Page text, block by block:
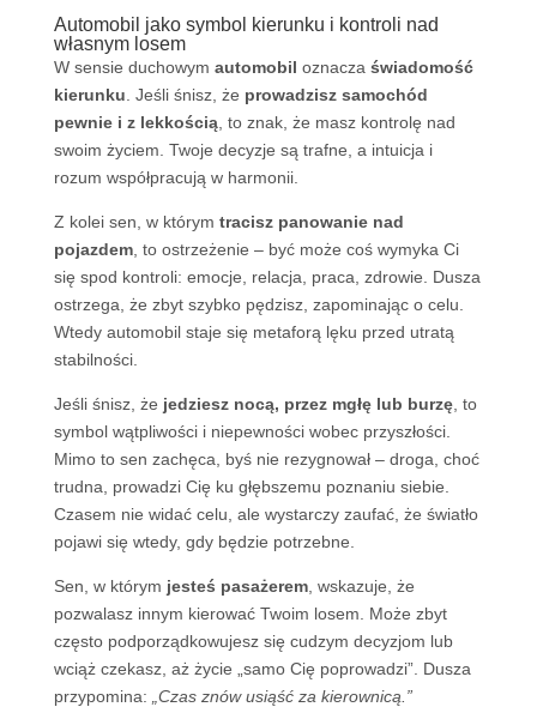
Automobil jako symbol kierunku i kontroli nad
własnym losem
W sensie duchowym automobil oznacza świadomość
kierunku . Jeśli śnisz, że prowadzisz samochód
pewnie i z lekkością, to znak, że masz kontrolę nad
swoim życiem. Twoje decyzje są trafne, a intuicja i
rozum współpracują w harmonii.
Z kolei sen, w którym tracisz panowanie nad
pojazdem, to ostrzeżenie – być może coś wymyka Ci
się spod kontroli: emocje, relacja, praca, zdrowie. Dusza
ostrzega, że zbyt szybko pędzisz, zapominając o celu.
Wtedy automobil staje się metaforą lęku przed utratą
stabilności.
Jeśli śnisz, że jedziesz nocą, przez mgłę lub burzę, to
symbol wątpliwości i niepewności wobec przyszłości.
Mimo to sen zachęca, byś nie rezygnował – droga, choć
trudna, prowadzi Cię ku głębszemu poznaniu siebie.
Czasem nie widać celu, ale wystarczy zaufać, że światło
pojawi się wtedy, gdy będzie potrzebne.
Sen, w którym jesteś pasażerem, wskazuje, że
pozwalasz innym kierować Twoim losem. Może zbyt
często podporządkowujesz się cudzym decyzjom lub
wciąż czekasz, aż życie „samo Cię poprowadzi”. Dusza
przypomina:
„Czas znów usiąść za kierownicą.”